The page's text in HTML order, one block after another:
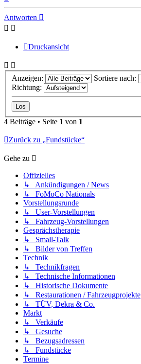
Antworten
Druckansicht
Anzeigen:
Sortiere nach:
Richtung:
4 Beiträge • Seite 1 von 1
Zurück zu „Fundstücke“
Gehe zu
Offizielles
↳ Ankündigungen / News
↳ FoMoCo Nationals
Vorstellungsrunde
↳ User-Vorstellungen
↳ Fahrzeug-Vorstellungen
Gesprächstherapie
↳ Small-Talk
↳ Bilder von Treffen
Technik
↳ Technikfragen
↳ Technische Informationen
↳ Historische Dokumente
↳ Restaurationen / Fahrzeugprojekte
↳ TÜV, Dekra & Co.
Markt
↳ Verkäufe
↳ Gesuche
↳ Bezugsadressen
↳ Fundstücke
Termine